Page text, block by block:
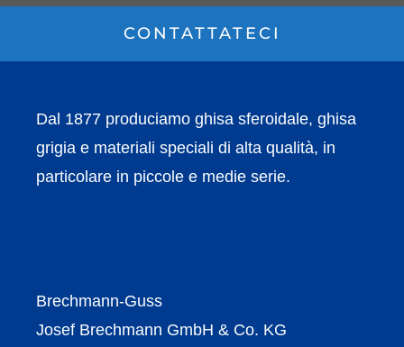
CONTATTATECI
Dal 1877 produciamo ghisa sferoidale, ghisa
grigia e materiali speciali di alta qualità, in
particolare in piccole e medie serie.
Brechmann-Guss
Josef Brechmann GmbH & Co. KG